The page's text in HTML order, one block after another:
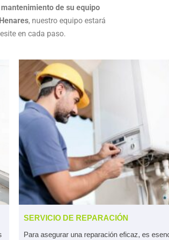
mantenimiento de su equipo
, nuestro equipo estará
en cada paso.
SERVICIO DE REPARACIÓN
Para asegurar una reparación eficaz, es